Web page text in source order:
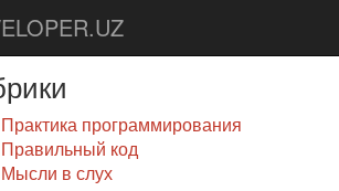
Практика программирования
Правильный код
Мысли в слух